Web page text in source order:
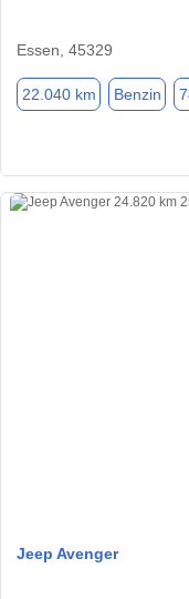
Essen, 45329
22.040 km Benzin
Jeep Avenger